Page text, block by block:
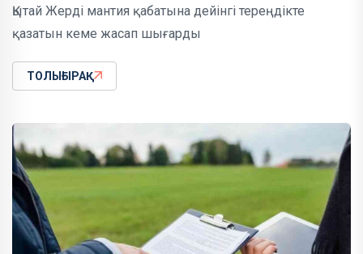
Қытай Жерді мантия қабатына дейінгі тереңдікте
қазатын кеме жасап шығарды
ТОЛЫҒЫРАҚ